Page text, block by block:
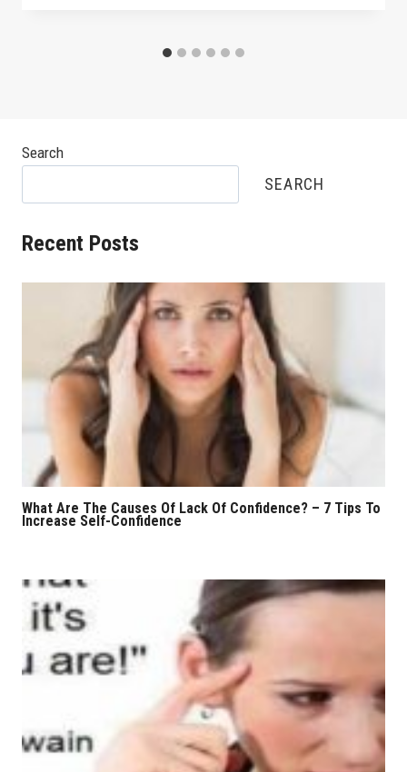
Search
SEARCH
Recent Posts
What Are The Causes Of Lack Of Confidence? – 7 Tips To
Increase Self-Confidence